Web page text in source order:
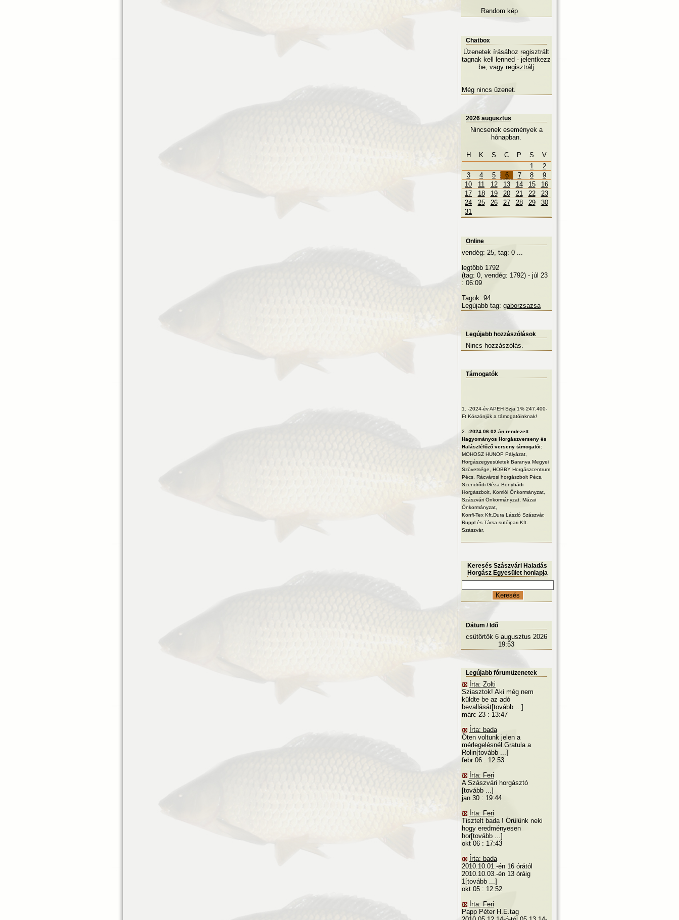
Random kép
Chatbox
Üzenetek írásához regisztrált
tagnak kell lenned - jelentkezz
be, vagy regisztrálj
Még nincs üzenet.
2026 augusztus
Nincsenek események a
hónapban.
H K S C P S
V
1
2
3
4 5 6 7 8
9
10
11 12 13 14 15
16
17
18 19 20 21 22
23
24
25 26 27 28 29
30
31
Online
vendég: 25, tag: 0 ...
legtöbb 1792
(tag: 0, vendég: 1792) - júl 23
: 06:09
Tagok: 94
Legújabb tag: gaborzsazsa
Legújabb hozzászólások
Nincs hozzászólás.
Támogatók
1.
-2024-év APEH Szja 1% 247.400-
Ft Köszönjük a támogatóinknak!
2.
-2024.06.02.án rendezett
Hagyományos Horgászverseny és
Halászléfőző verseny támogatói:
MOHOSZ HUNOP Pályázat,
Horgászegyesületek Baranya Megyei
Szövetsége, HOBBY Horgászcentrum
Pécs, Rácvárosi horgászbolt Pécs,
Szendrődi Géza Bonyhádi
Horgászbolt, Komlói Önkormányzat,
Szászvári Önkormányzat, Mázai
Önkormányzat,
Konfi-Tex Kft.Dura László Szászvár,
Ruppl és Társa sütőipari Kft.
Szászvár,
Keresés Szászvári Haladás
Horgász Egyesület honlapja
Dátum / Idõ
csütörtök 6 augusztus 2026
19:53
Legújabb fórumüzenetek
Írta: Zolti
Sziasztok! Aki még nem
küldte be az adó
bevallását[tovább ...]
márc 23 : 13:47
Írta: bada
Öten voltunk jelen a
mérlegelésnél.Gratula a
Rolin[tovább ...]
febr 06 : 12:53
Írta: Feri
A Szászvári horgásztó
[tovább ...]
jan 30 : 19:44
Írta: Feri
Tisztelt bada ! Örülünk neki
hogy eredményesen
hor[tovább ...]
okt 06 : 17:43
Írta: bada
2010.10.01.-én 16 órától
2010.10.03.-én 13 óráig
1[tovább ...]
okt 05 : 12:52
Írta: Feri
Papp Péter H.E.tag